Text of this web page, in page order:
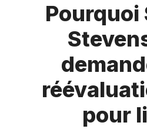
Pourquoi
pour